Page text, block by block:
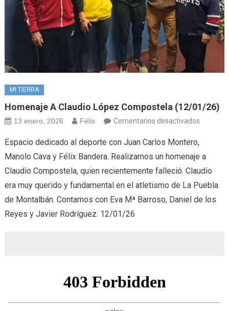
MI TIERRA
Homenaje A Claudio López Compostela (12/01/26)
13 enero, 2026 Félix Comentarios desactivadosen
a
Claudio
López
(12/01/
Espacio dedicado al deporte con Juan Carlos Montero,
Manolo Cava y Félix Bandera. Realizamos un homenaje a
Claudio Compostela, quien recientemente falleció. Claudio
era muy querido y fundamental en el atletismo de La Puebla
de Montalbán. Contamos con Eva Mª Barroso, Daniel de los
Reyes y Javier Rodríguez. 12/01/26